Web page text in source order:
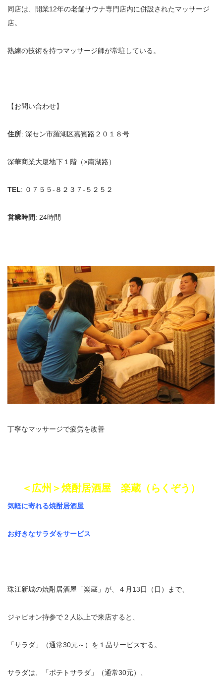
同店は、開業12年の老舗サウナ専門店内に併設されたマッサージ
店。
熟練の技術を持つマッサージ師が常駐している。
【お問い合わせ】
住所: 深セン市羅湖区嘉賓路２０１８号
深華商業大厦地下１階（×南湖路）
TEL: ０７５５-８２３７-５２５２
営業時間: 24時間
丁寧なマッサージで疲労を改善
＜広州＞焼酎居酒屋 楽蔵（らくぞう）
気軽に寄れる焼酎居酒屋
お好きなサラダをサービス
珠江新城の焼酎居酒屋「楽蔵」が、４月13日（日）まで、
ジャピオン持参で２人以上で来店すると、
「サラダ」（通常30元～）を１品サービスする。
サラダは、「ポテトサラダ」（通常30元）、